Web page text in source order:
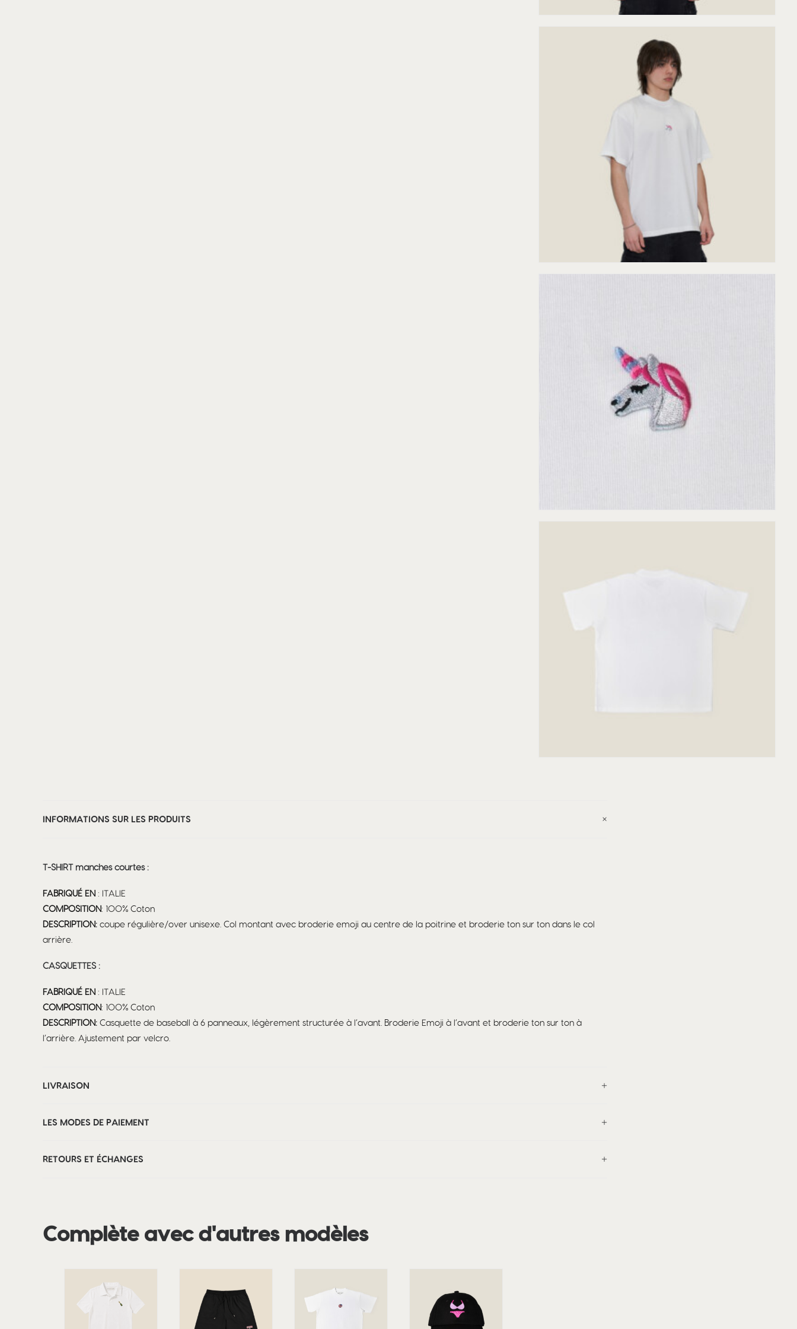
INFORMATIONS SUR LES PRODUITS
T-SHIRT manches courtes :
FABRIQUÉ EN : ITALIE
COMPOSITION: 100% Coton
DESCRIPTION: coupe régulière/over unisexe. Col montant avec broderie emoji au centre de la poitrine et broderie ton sur ton dans le col
arrière.
CASQUETTES :
FABRIQUÉ EN : ITALIE
COMPOSITION: 100% Coton
DESCRIPTION: Casquette de baseball à 6 panneaux, légèrement structurée à l’avant. Broderie Emoji à l’avant et broderie ton sur ton à
l’arrière. Ajustement par velcro.
LIVRAISON
LES MODES DE PAIEMENT
RETOURS ET ÉCHANGES
Complète avec d'autres modèles